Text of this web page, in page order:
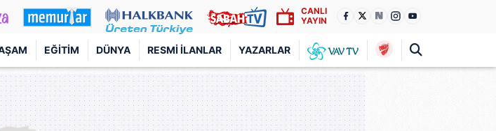
CANLI
YAYIN
EĞITIM DÜNYA RESMI İLANLAR YAZARLAR